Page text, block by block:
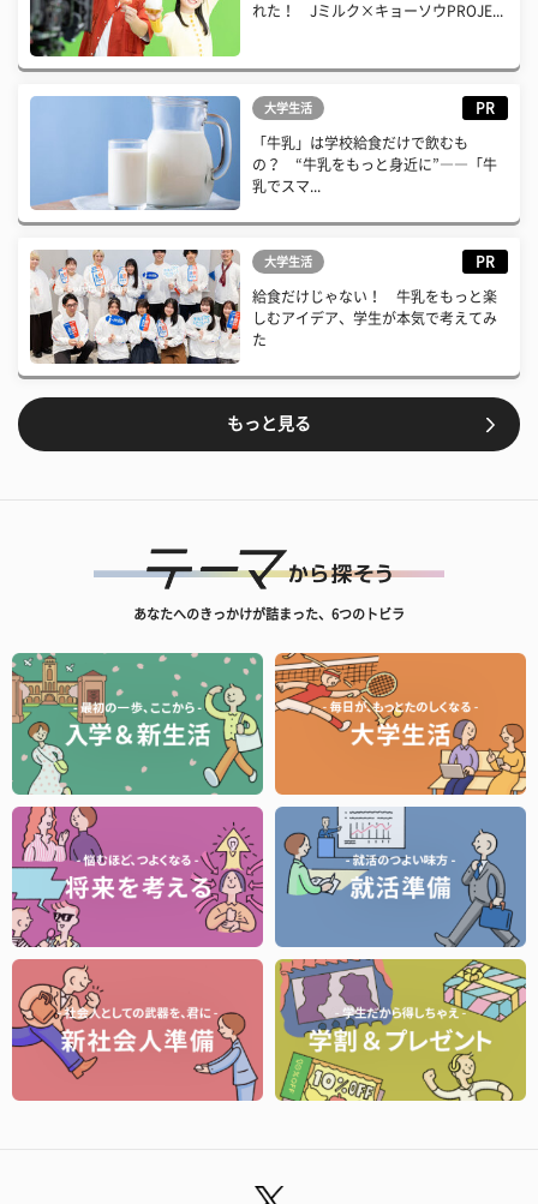
れた！ Jミルク×キョーソウPROJE...
大学生活 PR
「牛乳」は学校給食だけで飲むも
の？ “牛乳をもっと身近に”――「牛
乳でスマ...
大学生活 PR
給食だけじゃない！ 牛乳をもっと楽
しむアイデア、学生が本気で考えてみ
た
もっと見る
あなたへのきっかけが詰まった、6つのトビラ